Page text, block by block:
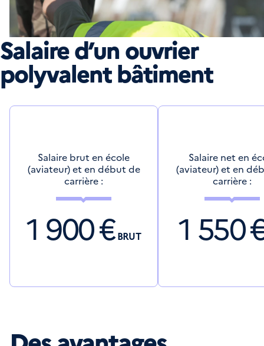
Salaire d’un ouvrier
polyvalent bâtiment
Salaire brut en école
(aviateur) et en début de
carrière :
1 900€ BRUT
Salaire net en
(aviateur) et en
carrière :
1 550